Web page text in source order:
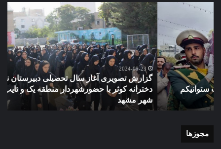
گزارش
سال
تحصیلی
دبیرستان
نمونه
دولتی
دخترانه
کوثر
با
2024-09-23
گزارش تصویری آغاز سال تحصیلی دبیرستان نمونه دولتی
دخترانه کوثر با حضورشهردار منطقه یک و نایب رئیس شورای
شهر مشهد
مجوزها